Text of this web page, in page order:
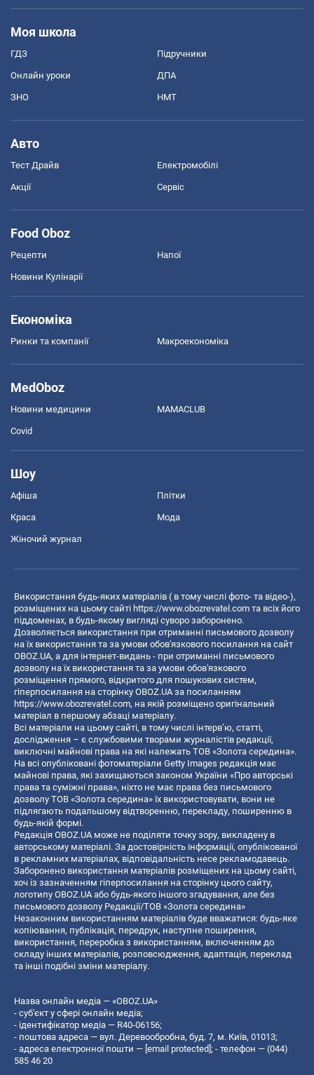
Моя школа
ГДЗ Підручники
Онлайн уроки ДПА
ЗНО НМТ
Авто
Тест Драйв Електромобілі
Акції Сервіс
Food Oboz
Рецепти Напої
Новини Кулінарії
Економіка
Ринки та компанії Макроекономіка
MedOboz
Новини медицини MAMACLUB
Covid
Шоу
Афіша Плітки
Краса Мода
Жіночий журнал
Використання будь-яких матеріалів ( в тому числі фото- та відео-),
розміщених на цьому сайті https://www.obozrevatel.com та всіх його
піддоменах, в будь-якому вигляді суворо заборонено.
Дозволяється використання при отриманні письмового дозволу
на їх використання та за умови обов'язкового посилання на сайт
OBOZ.UA, а для інтернет-видань - при отриманні письмового
дозволу на їх використання та за умови обов'язкового
розміщення прямого, відкритого для пошукових систем,
гіперпосилання на сторінку OBOZ.UA за посиланням
https://www.obozrevatel.com, на якій розміщено оригінальний
матеріал в першому абзаці матеріалу.
Всі матеріали на цьому сайті, в тому числі інтерв’ю, статті,
дослідження – є службовими творами журналістів редакції,
виключні майнові права на які належать ТОВ «Золота середина».
На всі опубліковані фотоматеріали Getty Images редакція має
майнові права, які захищаються законом України «Про авторські
права та суміжні права», ніхто не має права без письмового
дозволу ТОВ «Золота середина» їх використовувати, вони не
підлягають подальшому відтворенню, перекладу, поширенню в
будь-якій формі.
Редакція OBOZ.UA може не поділяти точку зору, викладену в
авторському матеріалі. За достовірність інформації, опублікованої
в рекламних матеріалах, відповідальність несе рекламодавець.
Заборонено використання матеріалів розміщених на цьому сайті,
хоч із зазначенням гіперпосилання на сторінку цього сайту,
логотипу OBOZ.UA або будь-якого іншого згадування, але без
письмового дозволу Редакції/ТОВ «Золота середина»
Незаконним використанням матеріалів буде вважатися: будь-яке
копiювання, публiкацiя, передрук, наступне поширення,
використання, переробка з використанням, включенням до
складу інших матеріалів, розповсюдження, адаптація, переклад
та інші подібні зміни матеріалу.
Назва онлайн медіа — «OBOZ.UA»
- суб'єкт у сфері онлайн медіа;
- ідентифікатор медіа — R40-06156;
- поштова адреса — вул. Деревообробна, буд. 7, м. Київ, 01013;
- адреса електронної пошти — [email protected] ; - телефон — (044)
585 46 20